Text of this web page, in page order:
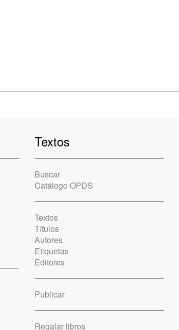
Textos
Buscar
Catálogo OPDS
Textos
Títulos
Autores
Etiquetas
Editores
Publicar
Regalar libros